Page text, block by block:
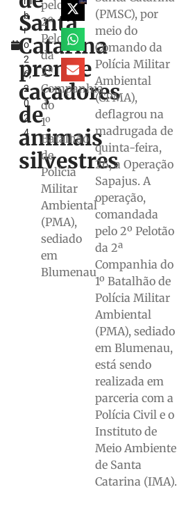
b
r
o
2
6,
2
0
2
4
Santa
Catarina
prende
caçadores
de
animais
silvestres
pelo
2º
Pelotão
da
2ª
Companhia
do
1º
Batalhão
de
Polícia
Militar
Ambiental
(PMA),
sediado
em
Blumenau
(PMSC), por
meio do
Comando da
Polícia Militar
Ambiental
(CPMA),
deflagrou na
madrugada de
quinta-feira,
26, a Operação
Sapajus. A
operação,
comandada
pelo 2º Pelotão
da 2ª
Companhia do
1º Batalhão de
Polícia Militar
Ambiental
(PMA), sediado
em Blumenau,
está sendo
realizada em
parceria com a
Polícia Civil e o
Instituto de
Meio Ambiente
de Santa
Catarina (IMA).